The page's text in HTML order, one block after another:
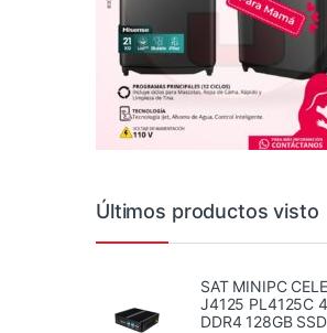
Últimos productos visto
SAT MINIPC
J4125 PL4125C
DDR4 128GB